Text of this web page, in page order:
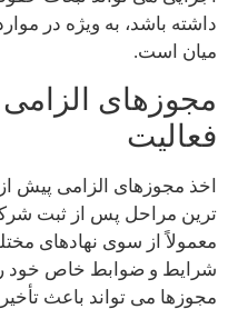
داشته باشد، به ویژه در
میان است.
مجوزهای
فعالیت
اخذ مجوزهای الزامی پیش
ترین مراحل پس از ثبت
معمولاً از سوی نهادهای
شرایط و ضوابط خاص خود
مجوزها می تواند باعث